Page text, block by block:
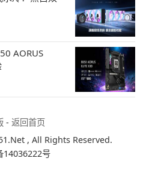
AORUS
- 返回首页
, All Rights Reserved.
14036222号